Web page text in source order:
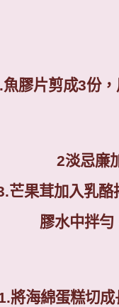
魚膠片剪成3份
2淡忌廉
芒果茸加入乳酪
膠水中拌勻
將海綿蛋糕切成